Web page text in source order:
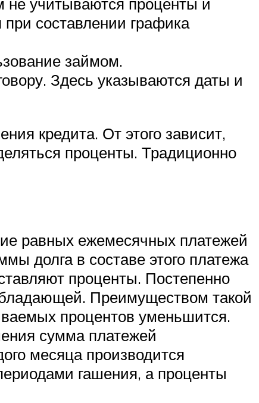
при составлении графика
займом.
Здесь указываются даты и
кредита. От этого зависит,
проценты. Традиционно
равных ежемесячных платежей
долга в составе этого платежа
проценты. Постепенно
Преимуществом такой
процентов уменьшится.
сумма платежей
месяца производится
гашения, а проценты